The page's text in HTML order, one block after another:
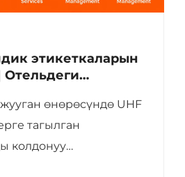
этикеткаларын
Отельдеги
жана тоокумдуу
этикеткалары
өнөрөсүндө UHF
тагылган
колдонуу